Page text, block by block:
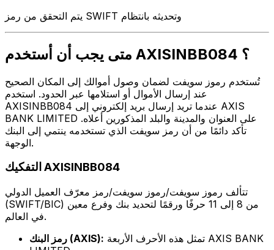
يتم التحقق من رمز SWIFT وتحديثه بانتظام
متى يجب أن أستخدم AXISINBB084 ؟
تُستخدم رموز سويفت لضمان وصول أموالك إلى المكان الصحيح
عند إرسال الأموال أو استلامها عبر الحدود. استخدم
AXISINBB084 عندما تريد إرسال بريد إلكتروني إلى AXIS
BANK LIMITED على العنوان والمدينة والبلد المذكورين أعلاه.
تأكد دائمًا من أن رمز سويفت الذي تستخدمه ينتمي إلى البنك
الوجهة.
التفكيك AXISINBB084
تتألف رموز سويفت/رموز سويفت/رمز معرّف العميل الدولي
(SWIFT/BIC) من 8 إلى 11 حرفًا ورقمًا لتحديد بنك وفرع معين
في العالم.
رمز البنك (AXIS):